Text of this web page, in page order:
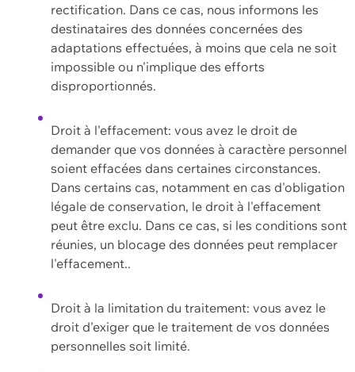
rectification. Dans ce cas, nous informons les
destinataires des données concernées des
adaptations effectuées, à moins que cela ne soit
impossible ou n'implique des efforts
disproportionnés.
Droit à l'effacement: vous avez le droit de
demander que vos données à caractère personnel
soient effacées dans certaines circonstances.
Dans certains cas, notamment en cas d'obligation
légale de conservation, le droit à l'effacement
peut être exclu. Dans ce cas, si les conditions sont
réunies, un blocage des données peut remplacer
l'effacement..
Droit à la limitation du traitement: vous avez le
droit d'exiger que le traitement de vos données
personnelles soit limité.